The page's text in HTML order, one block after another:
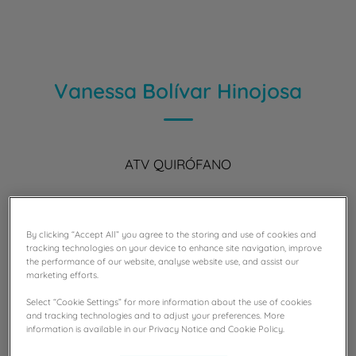
Vanessa Bolívar Hinojosa
ATV QUIRÓFANO
By clicking “Accept All” you agree to the storing and use of cookies and
tracking technologies on your device to enhance site navigation, improve
the performance of our website, analyse website use, and assist our
marketing efforts.
Select “Cookie Settings” for more information about the use of cookies
and tracking technologies and to adjust your preferences. More
information is available in our Privacy Notice and Cookie Policy.